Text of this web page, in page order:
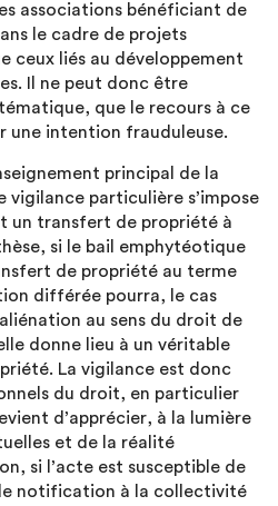
associations bénéficiant de
le cadre de projets
ceux liés au développement
Il ne peut donc être
que le recours à ce
une intention frauduleuse.
principal de la
vigilance particulière s’impose
un transfert de propriété à
si le bail emphytéotique
de propriété au terme
différée pourra, le cas
au sens du droit de
donne lieu à un véritable
La vigilance est donc
du droit, en particulier
d’apprécier, à la lumière
et de la réalité
si l’acte est susceptible de
notification à la collectivité